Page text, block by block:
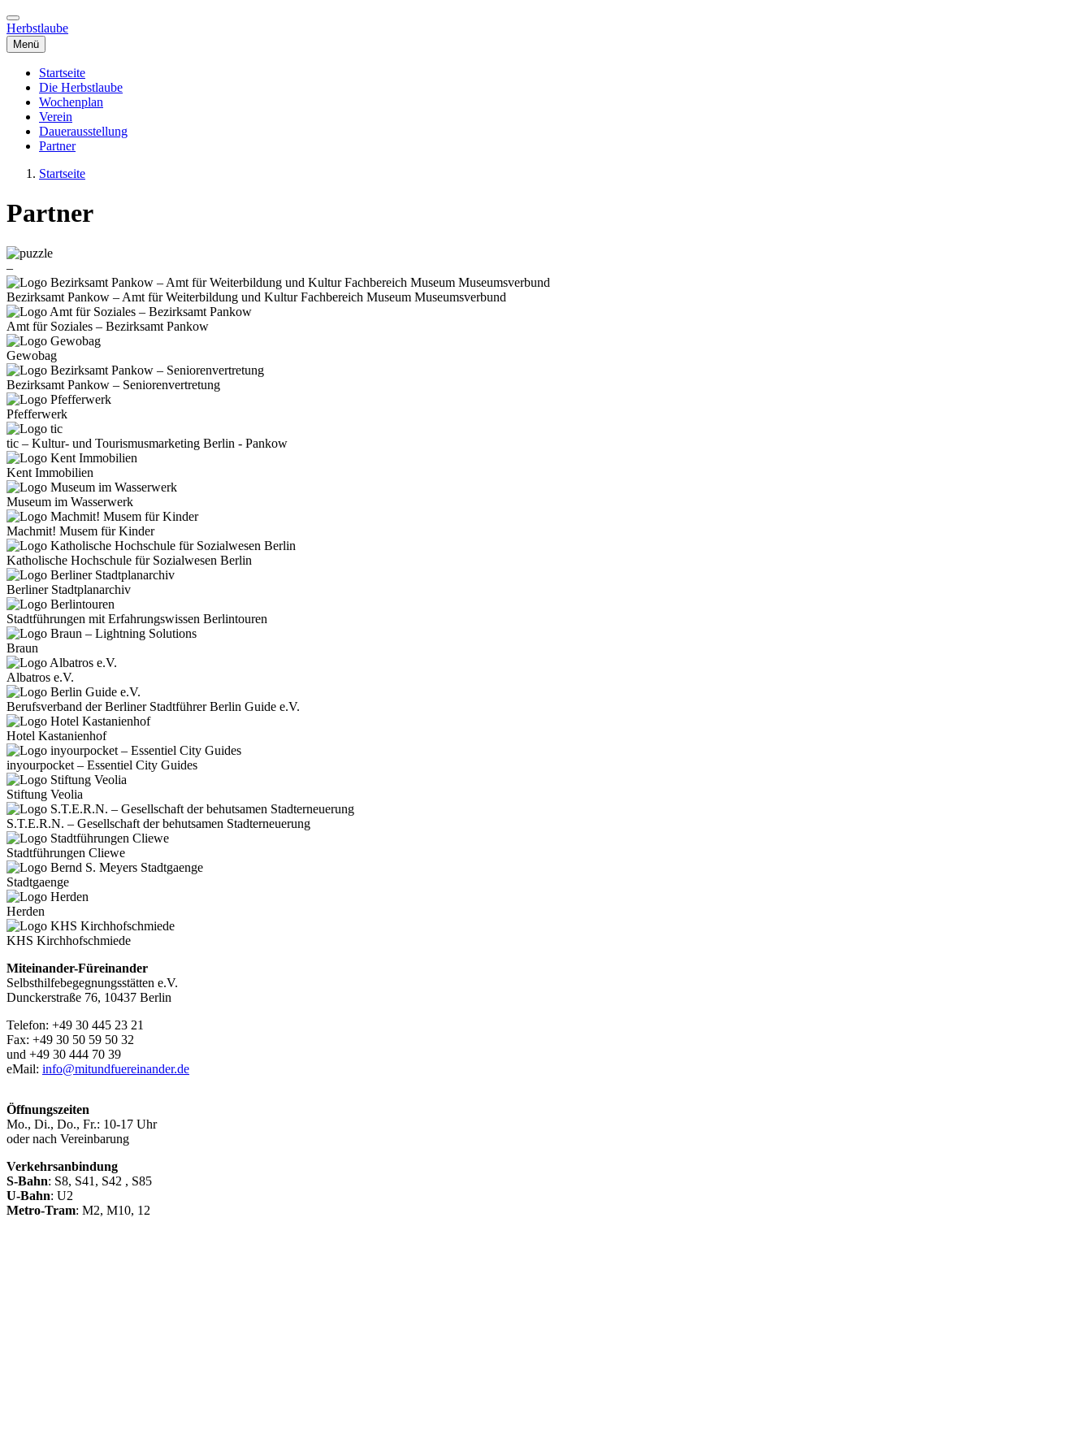
Direkt
zum
Inhalt
Herbstlaube
Menü
Hauptnavigation
Startseite
Die Herbstlaube
Wochenplan
Verein
Dauerausstellung
Partner
Startseite
Partner
–
Bezirksamt Pankow – Amt für Weiterbildung und Kultur Fachbereich Museum Museumsverbund
Amt für Soziales – Bezirksamt Pankow
Gewobag
Bezirksamt Pankow – Seniorenvertretung
Pfefferwerk
tic – Kultur- und Tourismusmarketing Berlin - Pankow
Kent Immobilien
Museum im Wasserwerk
Machmit! Musem für Kinder
Katholische Hochschule für Sozialwesen Berlin
Berliner Stadtplanarchiv
Stadtführungen mit Erfahrungswissen Berlintouren
Braun
Albatros e.V.
Berufsverband der Berliner Stadtführer Berlin Guide e.V.
Hotel Kastanienhof
inyourpocket – Essentiel City Guides
Stiftung Veolia
S.T.E.R.N. – Gesellschaft der behutsamen Stadterneuerung
Stadtführungen Cliewe
Stadtgaenge
Herden
KHS Kirchhofschmiede
Miteinander-Füreinander
Selbsthilfebegegnungsstätten e.V.
Dunckerstraße 76, 10437 Berlin
Telefon: +49 30 445 23 21
Fax: +49 30 50 59 50 32
und +49 30 444 70 39
eMail: info@mitundfuereinander.de
Öffnungszeiten
Mo., Di., Do., Fr.: 10-17 Uhr
oder nach Vereinbarung
Verkehrsanbindung
S-Bahn: S8, S41, S42 , S85
U-Bahn: U2
Metro-Tram: M2, M10, 12